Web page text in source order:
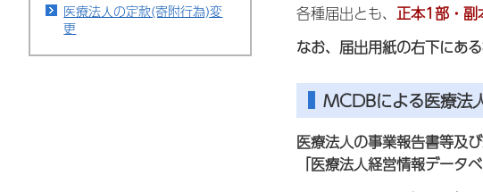
医療法人の定款(寄附行為)変
更
各種届出とも、 正本1部・副
なお、届出用紙の右下にあ
MCDBによる医療法
医療法人の事業報告書等及
「医療法人経営情報データ